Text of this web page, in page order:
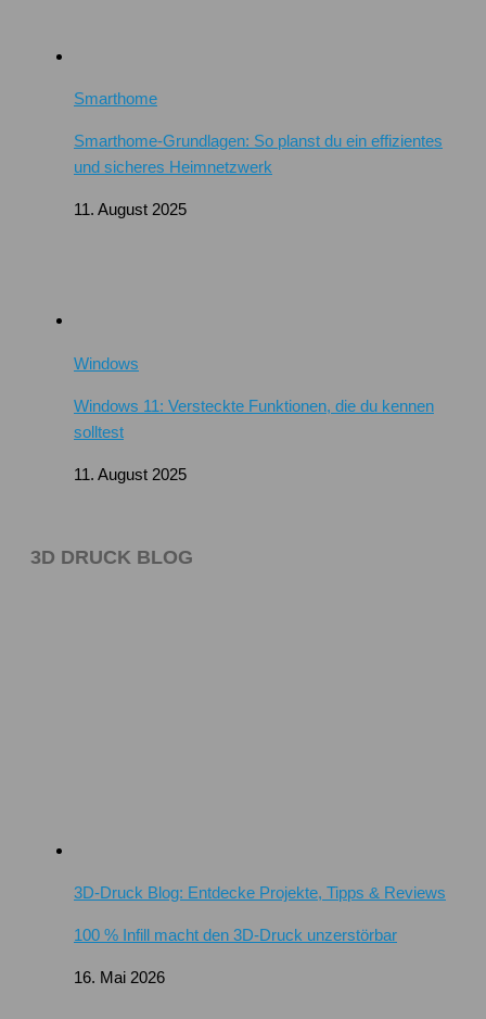
Smarthome
Smarthome-Grundlagen: So planst du ein effizientes
und sicheres Heimnetzwerk
11. August 2025
Windows
Windows 11: Versteckte Funktionen, die du kennen
solltest
11. August 2025
3D DRUCK BLOG
3D-Druck Blog: Entdecke Projekte, Tipps & Reviews
100 % Infill macht den 3D-Druck unzerstörbar
16. Mai 2026